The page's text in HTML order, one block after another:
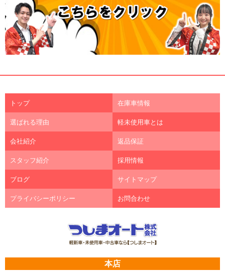
トップ 在庫車情報
選ばれる理由 軽未使用車とは
会社紹介 返品保証
スタッフ紹介 採用情報
ブログ サイトマップ
プライバシーポリシー お問合わせ
本店